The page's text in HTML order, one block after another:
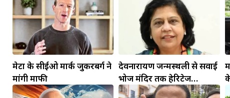
बदलाव: PM मोदी
मेटा के सीईओ मार्क जुकरबर्ग ने
मांगी माफी
देवनारायण जन्मस्थली से सवाई
भोज मंदिर तक हेरिटेज
कॉरिडोर बनाने की मांग
धनु
बड़ी डील हाथ लग सकती
सुखद पलों की प्राप्ति होगी। फिजूल के खर्चे बढ़ेंगे,
सुख सुविधाओं में इजाफा होगा।